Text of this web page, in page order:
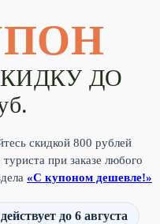
ДО
скидкой 800 рублей
при заказе любого
«С купоном дешевле!»
до 6 августа